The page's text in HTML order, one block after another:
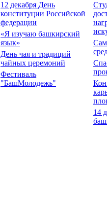
12 декабря День
конституции Российской
федерации
«Я изучаю башкирский
язык»
День чая и традиций
чайных церемоний
Фестиваль
"БашМолодежь"
14